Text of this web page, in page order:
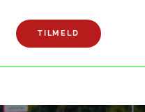
TILMELD